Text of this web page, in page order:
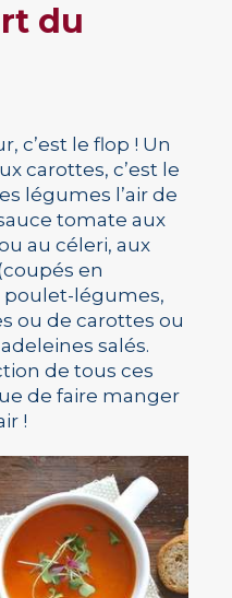
du
c’est le flop ! Un
carottes, c’est le
légumes l’air de
tomate aux
au céleri, aux
en
poulet-légumes,
ou de carottes ou
salés.
de tous ces
de faire manger
!